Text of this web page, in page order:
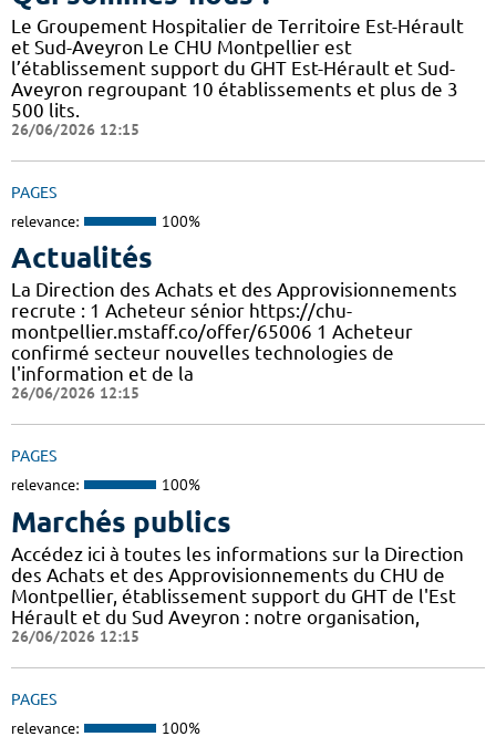
Le Groupement Hospitalier de Territoire Est-Hérault
et Sud-Aveyron Le CHU Montpellier est
l’établissement support du GHT Est-Hérault et Sud-
Aveyron regroupant 10 établissements et plus de 3
500 lits.
26/06/2026 12:15
PAGES
relevance: 100%
Actualités
La Direction des Achats et des Approvisionnements
recrute : 1 Acheteur sénior https://chu-
montpellier.mstaff.co/offer/65006 1 Acheteur
confirmé secteur nouvelles technologies de
l'information et de la
26/06/2026 12:15
PAGES
relevance: 100%
Marchés publics
Accédez ici à toutes les informations sur la Direction
des Achats et des Approvisionnements du CHU de
Montpellier, établissement support du GHT de l'Est
Hérault et du Sud Aveyron : notre organisation,
26/06/2026 12:15
PAGES
relevance: 100%